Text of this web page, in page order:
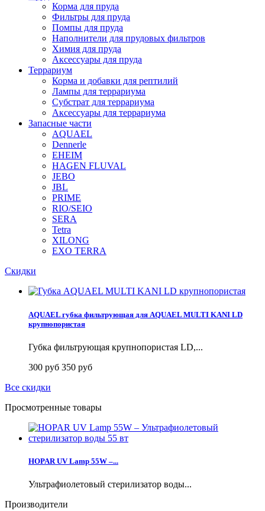
Корма для пруда
Фильтры для пруда
Помпы для пруда
Наполнители для прудовых фильтров
Химия для пруда
Аксессуары для пруда
Террариум
Корма и добавки для рептилий
Лампы для террариума
Субстрат для террариума
Аксессуары для террариума
Запасные части
AQUAEL
Dennerle
EHEIM
HAGEN FLUVAL
JEBO
JBL
PRIME
RIO/SEIO
SERA
Tetra
XILONG
EXO TERRA
Скидки
AQUAEL губка фильтрующая для AQUAEL MULTI KANI LD
крупнопористая
Губка фильтрующая крупнопористая LD,...
300 руб 350 руб
Все скидки
Просмотренные товары
HOPAR UV Lamp 55W –...
Ультрафиолетовый стерилизатор воды...
Производители